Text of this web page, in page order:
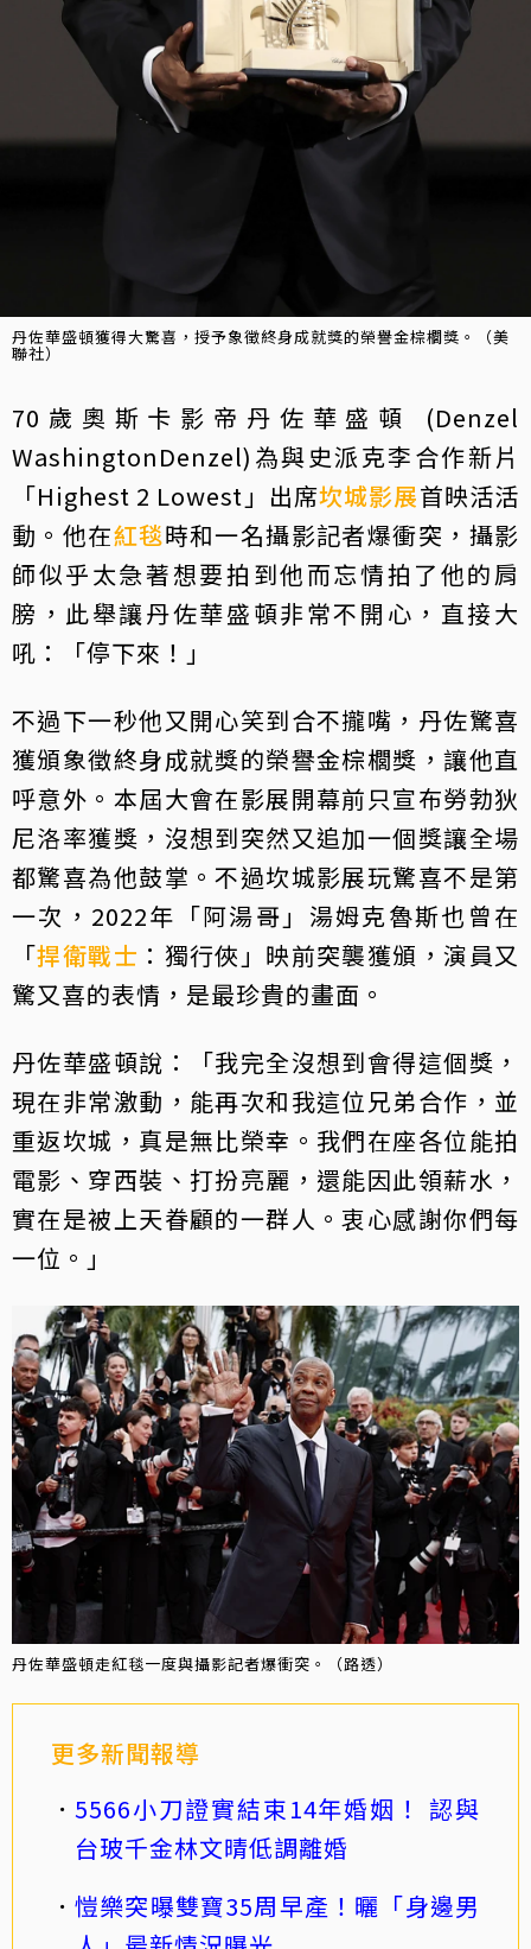
丹佐華盛頓獲得大驚喜，授予象徵終身成就獎的榮譽金棕櫚獎。（美
聯社）
70歲奧斯卡影帝丹佐華盛頓 (Denzel
WashingtonDenzel)為與史派克李合作新片
「Highest 2 Lowest」出席坎城影展首映活活
動。他在紅毯時和一名攝影記者爆衝突，攝影
師似乎太急著想要拍到他而忘情拍了他的肩
膀，此舉讓丹佐華盛頓非常不開心，直接大
吼：「停下來！」
不過下一秒他又開心笑到合不攏嘴，丹佐驚喜
獲頒象徵終身成就獎的榮譽金棕櫚獎，讓他直
呼意外。本屆大會在影展開幕前只宣布勞勃狄
尼洛率獲獎，沒想到突然又追加一個獎讓全場
都驚喜為他鼓掌。不過坎城影展玩驚喜不是第
一次，2022年「阿湯哥」湯姆克魯斯也曾在
「捍衛戰士 ：獨行俠」映前突襲獲頒，演員又
驚又喜的表情，是最珍貴的畫面。
丹佐華盛頓說：「我完全沒想到會得這個獎，
現在非常激動，能再次和我這位兄弟合作，並
重返坎城，真是無比榮幸。我們在座各位能拍
電影、穿西裝、打扮亮麗，還能因此領薪水，
實在是被上天眷顧的一群人。衷心感謝你們每
一位。」
丹佐華盛頓走紅毯一度與攝影記者爆衝突。（路透）
更多新聞報導
5566小刀證實結束14年婚姻！ 認與
台玻千金林文晴低調離婚
愷樂突曝雙寶35周早產！曬「身邊男